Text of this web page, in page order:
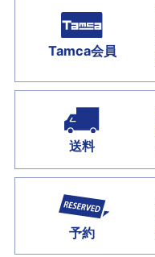
Tamca会員
送料
予約